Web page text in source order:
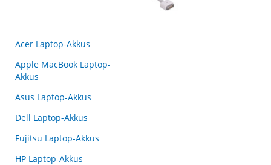
Acer Laptop-Akkus
Apple MacBook Laptop-
Akkus
Asus Laptop-Akkus
Dell Laptop-Akkus
Fujitsu Laptop-Akkus
HP Laptop-Akkus